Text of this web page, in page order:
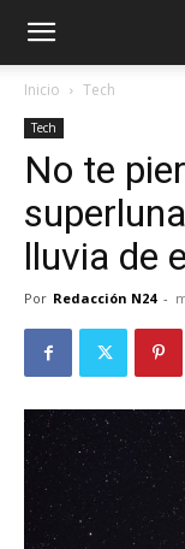
Inicio Tech
Tech
No te
lluvia de
Por Redacción N24 -